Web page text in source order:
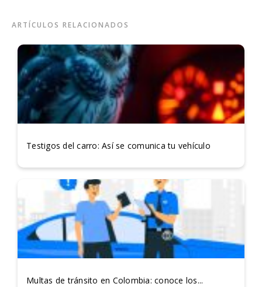
ARTÍCULOS RELACIONADOS
Testigos del carro: Así se comunica tu vehículo
Multas de tránsito en Colombia: conoce los...